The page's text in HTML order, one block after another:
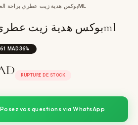
بوكس هدية زيت عطري براحة العنبر 12ML
بوكس هدية زيت عطري براحة العنبر 12ml
MAD36%
RUPTURE DE STOCK
vos questions via WhatsApp